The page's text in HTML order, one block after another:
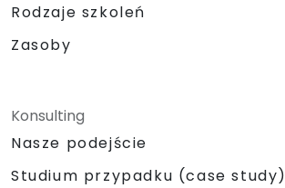
Rodzaje szkoleń
Zasoby
Konsulting
Nasze podejście
Studium przypadku (case study)